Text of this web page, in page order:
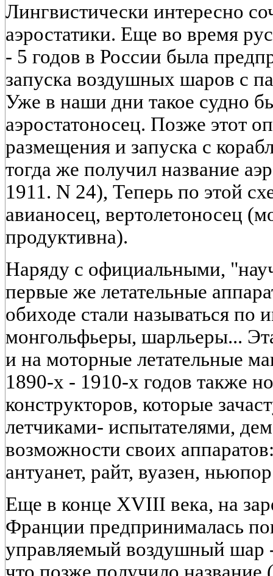
Лингвистически интересно
аэростатики. Еще во время
- 5 годов в России была
запуска воздушных шаров с
Уже в наши дни такое судно
аэростатоносец. Позже этот
размещения и запуска с
тогда же получил название
1911. N 24), Теперь по этой
авианосец, вертолетоносец
продуктивна).
Наряду с официальными,
первые же летательные
обиходе стали называться по
монгольфьеры, шарльеры...
и на моторные летательные
1890-х - 1910-х годов также
конструкторов, которые
летчиками- испытателями,
возможности своих
антуанет, райт, вуазен,
Еще в конце XVIII века, на
Франции предпринималась
управляемый воздушный шар